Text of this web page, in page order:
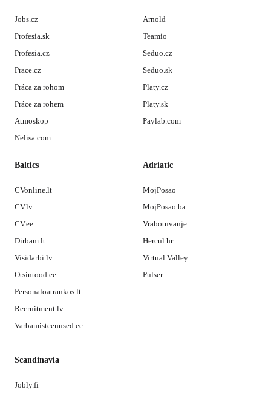
Jobs.cz
Profesia.sk
Profesia.cz
Prace.cz
Práca za rohom
Práce za rohem
Atmoskop
Nelisa.com
Arnold
Teamio
Seduo.cz
Seduo.sk
Platy.cz
Platy.sk
Paylab.com
Baltics
CVonline.lt
CV.lv
CV.ee
Dirbam.lt
Visidarbi.lv
Otsintood.ee
Personaloatrankos.lt
Recruitment.lv
Varbamisteenused.ee
Adriatic
MojPosao
MojPosao.ba
Vrabotuvanje
Hercul.hr
Virtual Valley
Pulser
Scandinavia
Jobly.fi